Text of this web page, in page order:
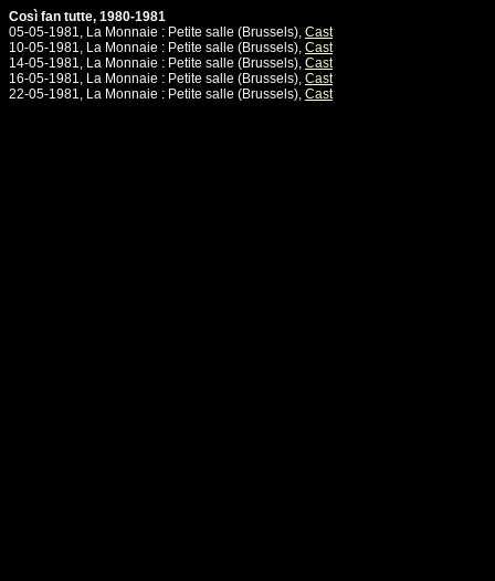
Così fan tutte, 1980-1981
05-05-1981, La Monnaie : Petite salle (Brussels), Cast
10-05-1981, La Monnaie : Petite salle (Brussels), Cast
14-05-1981, La Monnaie : Petite salle (Brussels), Cast
16-05-1981, La Monnaie : Petite salle (Brussels), Cast
22-05-1981, La Monnaie : Petite salle (Brussels), Cast